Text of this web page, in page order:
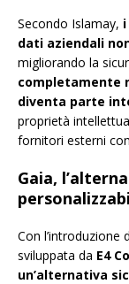
Secondo Islamay,
dati aziendali
migliorando la
completamente
diventa parte
proprietà
fornitori esterni
Gaia,
Con l’introduzione
sviluppata da E4
un’alternativa